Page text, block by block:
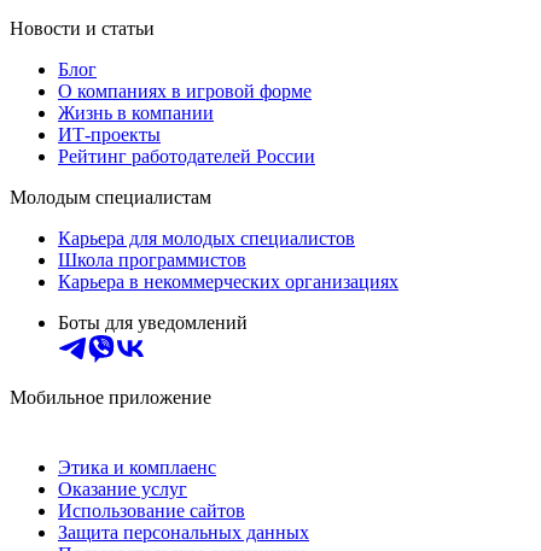
Новости и статьи
Блог
О компаниях в игровой форме
Жизнь в компании
ИТ-проекты
Рейтинг работодателей России
Молодым специалистам
Карьера для молодых специалистов
Школа программистов
Карьера в некоммерческих организациях
Боты для уведомлений
Мобильное приложение
Этика и комплаенс
Оказание услуг
Использование сайтов
Защита персональных данных